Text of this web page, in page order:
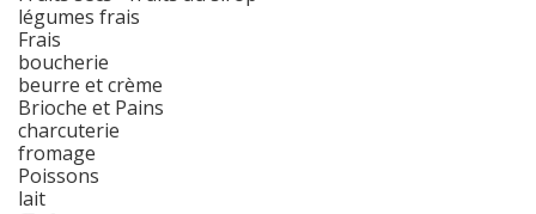
légumes frais
Frais
boucherie
beurre et crème
Brioche et Pains
charcuterie
fromage
Poissons
lait